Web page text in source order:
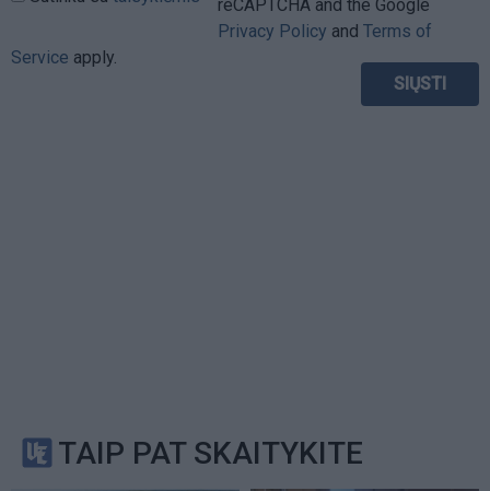
reCAPTCHA and the Google
Privacy Policy and Terms of
Service apply.
TAIP PAT SKAITYKITE